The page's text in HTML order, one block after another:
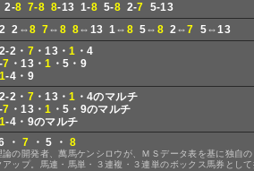
2-8 7-8 8-13 1-8 5-82-7
5-13
2⇔8 7 ⇔ 8 8⇔13 1⇔ 8 5⇔ 82⇔7 5⇔13
2・ 7 ・13・1 ・4
7 ・13・1 ・5・9
1-4・9
2・ 7 ・13・1 ・4のマルチ
7 ・13・1 ・5・9のマルチ
1-4・9のマルチ
・ 7 ・ 5 ・ 8
論の開発者、萬馬ケンシロウが、ＭＳデータ表を基に独自
アップ。馬連・馬単・３連複・３連単のボックス馬券とし